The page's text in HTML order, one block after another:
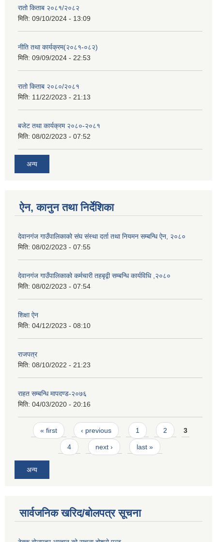
रातो किताब २०८१/२०८२
मिति: 09/10/2024 - 13:09
नीति तथा कार्यक्रम(२०८१-०८२)
मिति: 09/09/2024 - 22:53
रातो किताब २०८०/२०८१
मिति: 11/22/2023 - 21:13
बजेट तथा कार्यक्रम २०८०-२०८१
मिति: 08/02/2023 - 07:52
अन्य
ऐन, कानुन तथा निर्देशिका
देवानगंज गाउँपालिकाको संघ संस्था दर्ता तथा नियमन सम्बन्धि ऐन, २०८०
मिति: 08/02/2023 - 07:55
देवानगंज गाउँपालिकाको कर्मचारी तहबृद्वी सम्बन्धि कार्यविधि ,२०८०
मिति: 08/02/2023 - 07:54
शिक्षा ऐन
मिति: 04/12/2023 - 08:10
राजपत्र
मिति: 08/10/2022 - 21:23
राहत सम्बन्धि मापदण्ड-२०७६
मिति: 04/03/2020 - 20:16
Pages
« first ‹ previous 1 2 3
4 next › last »
अन्य
सार्वजनिक खरिद/बोलपत्र सूचना